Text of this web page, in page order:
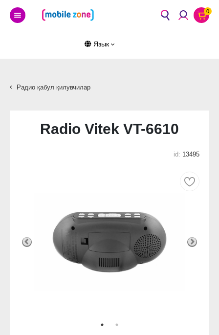
0
Язык
Радио қабул қилувчилар
Radio Vitek VT-6610
id: 13495